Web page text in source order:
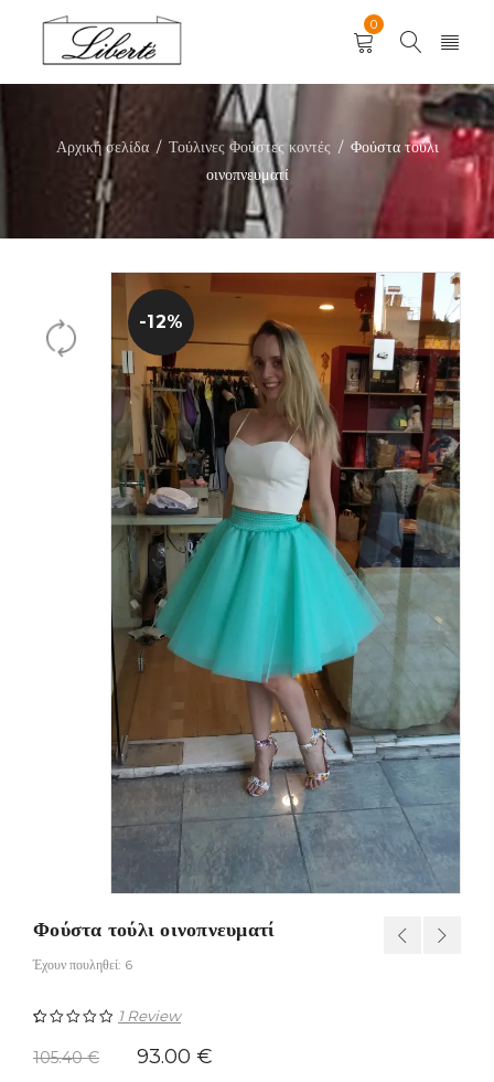
0
Αρχική σελίδα / Τούλινες Φούστες κοντές / Φούστα τούλι
οινοπνευματί
-12%
Φούστα τούλι οινοπνευματί
Έχουν πουληθεί: 6
Βαθμολογήθηκε
1
1Review
105.40€ 93.00 €